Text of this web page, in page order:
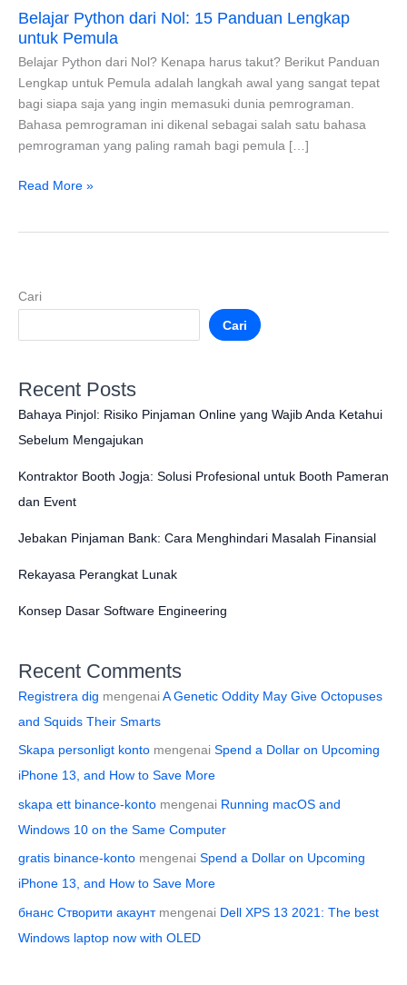
Belajar Python dari Nol: 15 Panduan Lengkap
untuk Pemula
Belajar Python dari Nol? Kenapa harus takut? Berikut Panduan
Lengkap untuk Pemula adalah langkah awal yang sangat tepat
bagi siapa saja yang ingin memasuki dunia pemrograman.
Bahasa pemrograman ini dikenal sebagai salah satu bahasa
pemrograman yang paling ramah bagi pemula […]
Read More »
Cari
Cari
Recent Posts
Bahaya Pinjol: Risiko Pinjaman Online yang Wajib Anda Ketahui
Sebelum Mengajukan
Kontraktor Booth Jogja: Solusi Profesional untuk Booth Pameran
dan Event
Jebakan Pinjaman Bank: Cara Menghindari Masalah Finansial
Rekayasa Perangkat Lunak
Konsep Dasar Software Engineering
Recent Comments
Registrera dig mengenai A Genetic Oddity May Give Octopuses
and Squids Their Smarts
Skapa personligt konto mengenai Spend a Dollar on Upcoming
iPhone 13, and How to Save More
skapa ett binance-konto mengenai Running macOS and
Windows 10 on the Same Computer
gratis binance-konto mengenai Spend a Dollar on Upcoming
iPhone 13, and How to Save More
бнанс Створити акаунтmengenai Dell XPS 13 2021: The best
Windows laptop now with OLED